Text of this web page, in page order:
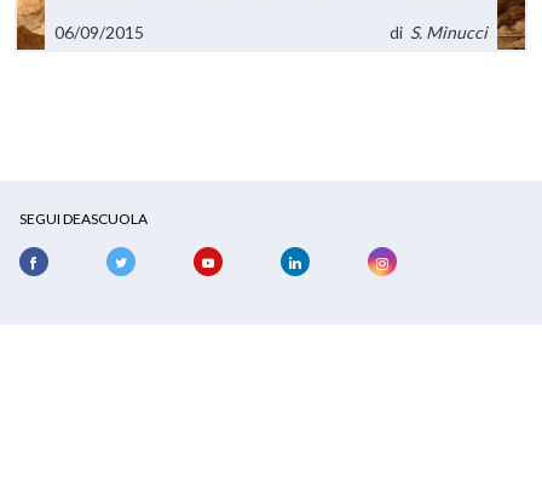
06/09/2015 di S. Minucci
SEGUI DEASCUOLA